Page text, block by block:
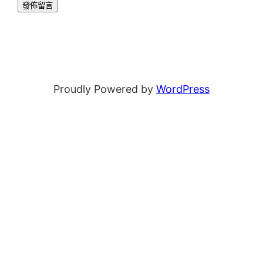
Proudly Powered by WordPress